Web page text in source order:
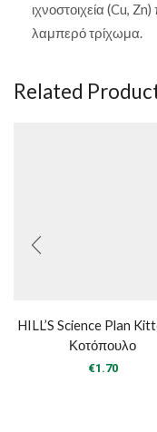
ιχνοστοιχεία (Cu,
λαμπερό τρίχωμα.
Related
HILL’S Science Plan
Κοτόπουλο
€1.70